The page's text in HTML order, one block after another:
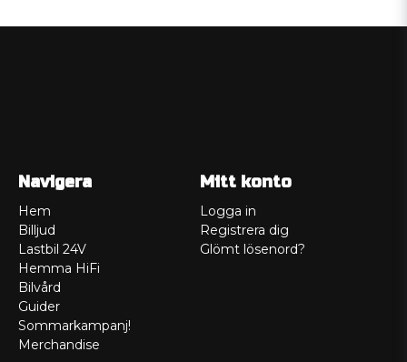
Navigera
Hem
Billjud
Lastbil 24V
Hemma HiFi
Bilvård
Guider
Sommarkampanj!
Merchandise
Mitt konto
Logga in
Registrera dig
Glömt lösenord?